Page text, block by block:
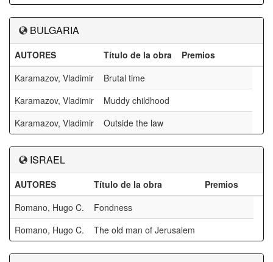
BULGARIA
AUTORES Título de la obra
Premios
Karamazov, Vladimir
Brutal time
Karamazov, Vladimir
Muddy childhood
Karamazov, Vladimir
Outside the law
ISRAEL
AUTORES Título de la obra
Premios
Romano, Hugo C.
Fondness
Romano, Hugo C.
The old man of Jerusalem